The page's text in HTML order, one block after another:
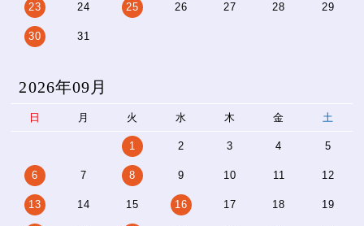
23 24 25 26 27 28 29
30 31
2026年09月
日 月 火 水 木 金 土
1 2 3 4 5
6 7 8 9 10 11 12
13 14 15 16 17 18 19